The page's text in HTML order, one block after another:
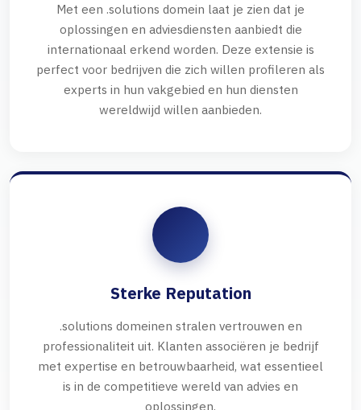
Met een .solutions domein laat je zien dat je
oplossingen en adviesdiensten aanbiedt die
internationaal erkend worden. Deze extensie is
perfect voor bedrijven die zich willen profileren als
experts in hun vakgebied en hun diensten
wereldwijd willen aanbieden.
Sterke Reputation
.solutions domeinen stralen vertrouwen en
professionaliteit uit. Klanten associëren je bedrijf
met expertise en betrouwbaarheid, wat essentieel
is in de competitieve wereld van advies en
oplossingen.